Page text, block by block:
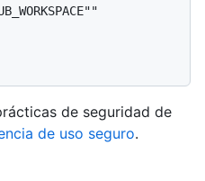
de seguridad de
de uso seguro.